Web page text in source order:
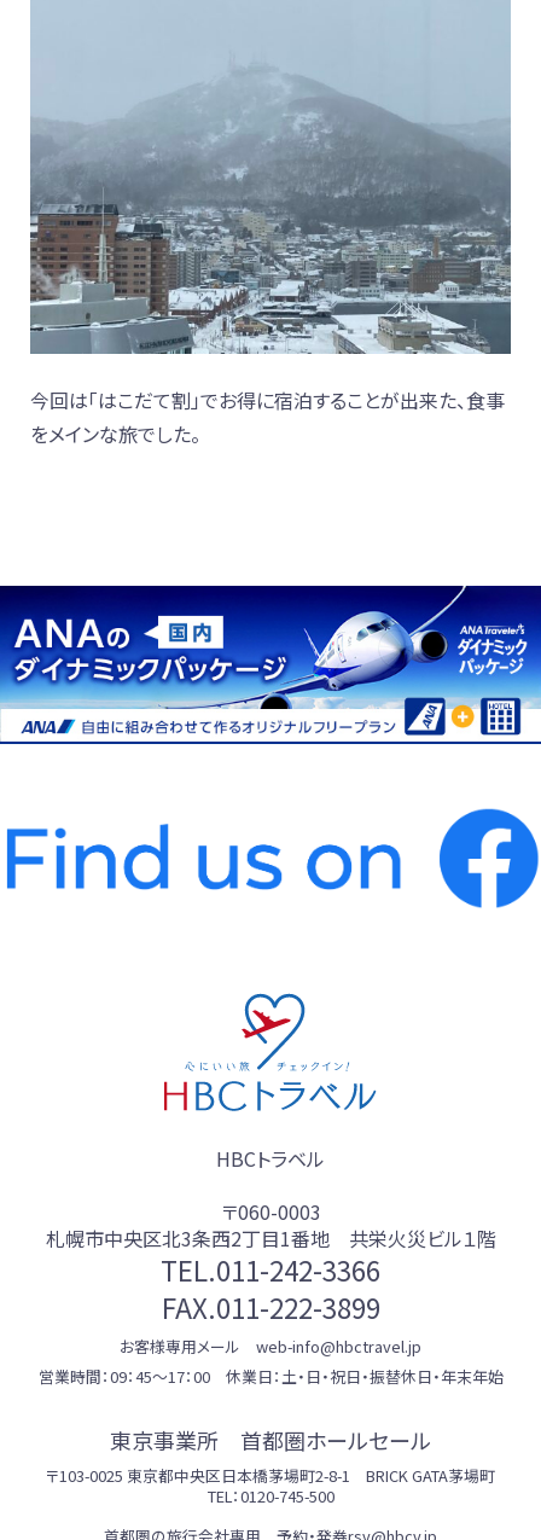
今回は「はこだて割」でお得に宿泊することが出来た、食事
をメインな旅でした。
HBCトラベル
〒060-0003
札幌市中央区北3条西2丁目1番地 共栄火災ビル１階
TEL.011-242-3366
FAX.011-222-3899
お客様専用メール web-info@hbctravel.jp
営業時間：09：45～17：00 休業日：土・日・祝日・振替休日・年末年始
東京事業所 首都圏ホールセール
〒103-0025 東京都中央区日本橋茅場町2-8-1 BRICK GATA茅場町
TEL：0120-745-500